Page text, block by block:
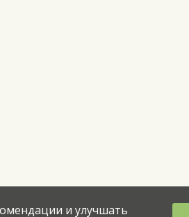
и улучшать